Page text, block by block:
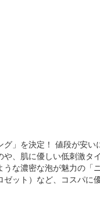
」を決定！ 値段が安
、肌に優しい低刺激タ
な濃密な泡が魅力の「
ット）など、コスパ